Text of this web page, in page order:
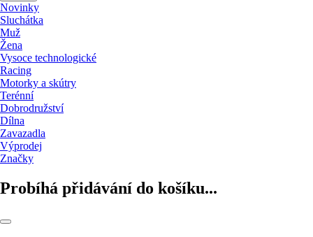
Novinky
Sluchátka
Muž
Žena
Vysoce technologické
Racing
Motorky a skútry
Terénní
Dobrodružství
Dílna
Zavazadla
Výprodej
Značky
Probíhá přidávání do košíku...